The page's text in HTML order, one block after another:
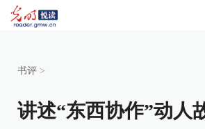
书评 >
讲述“东西协作”动人